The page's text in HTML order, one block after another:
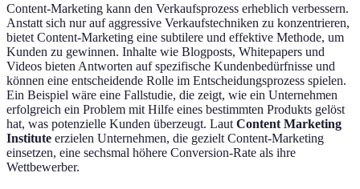
Content-Marketing kann den Verkaufsprozess erheblich verbessern.
Anstatt sich nur auf aggressive Verkaufstechniken zu konzentrieren,
bietet Content-Marketing eine subtilere und effektive Methode, um
Kunden zu gewinnen. Inhalte wie Blogposts, Whitepapers und
Videos bieten Antworten auf spezifische Kundenbedürfnisse und
können eine entscheidende Rolle im Entscheidungsprozess spielen.
Ein Beispiel wäre eine Fallstudie, die zeigt, wie ein Unternehmen
erfolgreich ein Problem mit Hilfe eines bestimmten Produkts gelöst
hat, was potenzielle Kunden überzeugt. Laut Content Marketing
Institute erzielen Unternehmen, die gezielt Content-Marketing
einsetzen, eine sechsmal höhere Conversion-Rate als ihre
Wettbewerber.